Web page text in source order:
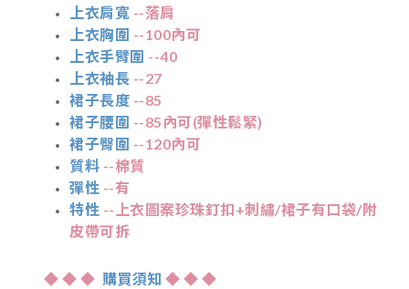
上衣肩寬 --落肩
上衣胸圍 --100內可
上衣手臂圍 --40
上衣袖長 --27
裙子長度 --85
裙子腰圍 --85內可(彈性鬆緊)
裙子臀圍 --120內可
質料 --棉質
彈性 --有
特性 --上衣圖案珍珠釘扣+刺繡/裙子有口袋/附
皮帶可拆
◆ ◆ ◆ 購買須知 ◆ ◆ ◆